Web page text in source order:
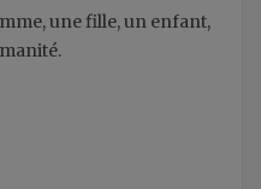
une fille, un enfant,